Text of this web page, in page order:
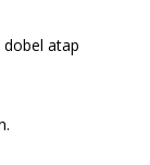
atap